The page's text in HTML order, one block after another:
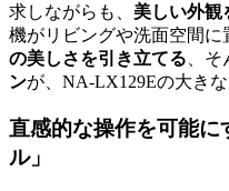
求しながらも、 美しい外観
機がリビングや洗面空間
の美しさを引き立てる 、
ンが、NA-LX129Eの大きな
直感的な操作を可能に
ル」